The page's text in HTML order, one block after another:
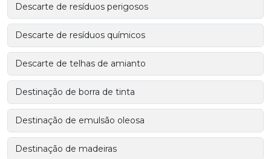
Descarte de resíduos perigosos
Descarte de resíduos químicos
Descarte de telhas de amianto
Destinação de borra de tinta
Destinação de emulsão oleosa
Destinação de madeiras